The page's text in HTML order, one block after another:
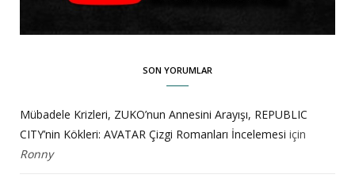
SON YORUMLAR
Mübadele Krizleri, ZUKO’nun Annesini Arayışı, REPUBLIC
CITY’nin Kökleri: AVATAR Çizgi Romanları İncelemesi için
Ronny